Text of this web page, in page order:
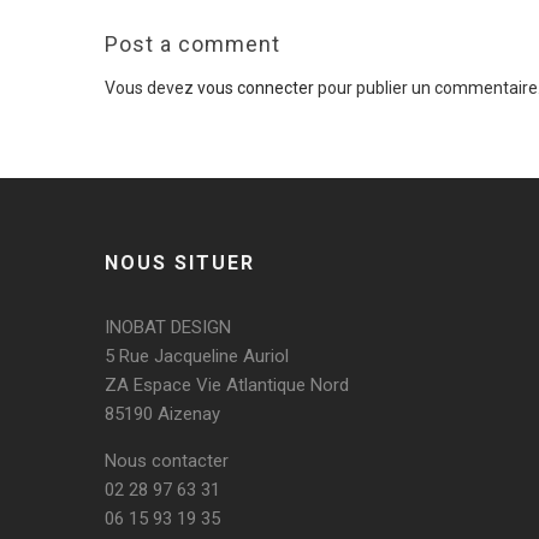
Post a comment
Vous devezvous connecterpour publier un
NOUS SITUER
INOBAT DESIGN
5 Rue Jacqueline Auriol
ZA Espace Vie Atlantique Nord
85190 Aizenay
Nous contacter
02 28 97 63 31
06 15 93 19 35